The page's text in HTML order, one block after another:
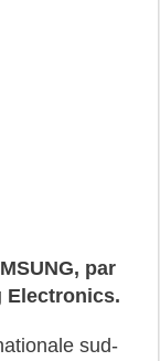
par
Electronics.
sud-